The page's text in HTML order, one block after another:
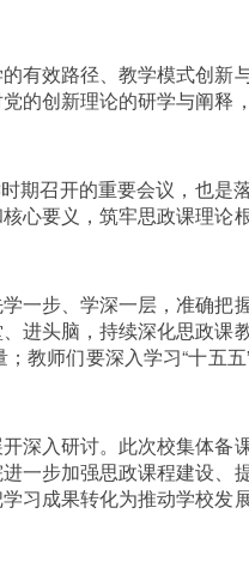
有效路径、教学模式创新
的创新理论的研学与阐释
期召开的重要会议，也是
心要义，筑牢思政课理论
一步、学深一层，准确把
进头脑，持续深化思政课
教师们要深入学习“十五
深入研讨。此次校集体备
一步加强思政课程建设、
习成果转化为推动学校发